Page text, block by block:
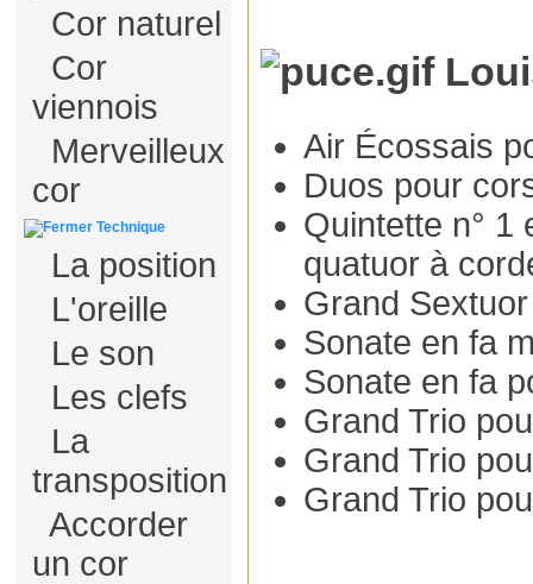
Cor naturel
Cor
viennois
Merveilleux
cor
Technique
La position
L'oreille
Le son
Les clefs
La
transposition
Accorder
un cor
Air Écossais
Duos pour
Quintette n° 1
quatuor à
Grand
Sonate en fa
Sonate en fa
Grand Trio
Grand Trio
Grand Trio